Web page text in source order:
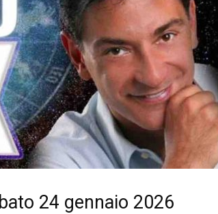
24 gennaio 2026